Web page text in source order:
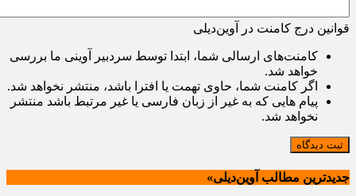
قوانین درج کامنت در آوین‌دیلی
کامنت‌های ارسالی شما، ابتدا توسط سردبیر آوینی ما بررسی
خواهد شد.
اگر کامنت شما، حاوی تهمت یا افترا باشد، منتشر نخواهد شد.
پیام هایی که به غیر از زبان فارسی یا غیر مرتبط باشد منتشر
نخواهد شد.
ثبت دیدگاه
جدیدترین مطالب آوین‌دیلی»